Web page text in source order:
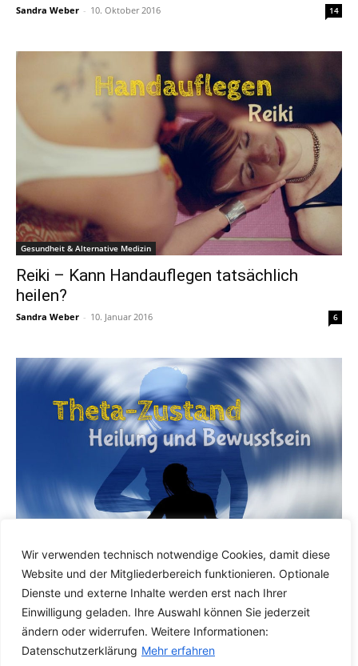
Wir verwenden technisch notwendige Cookies, damit diese
Website und der Mitgliederbereich funktionieren. Optionale
Dienste und externe Inhalte werden erst nach Ihrer
Einwilligung geladen. Ihre Auswahl können Sie jederzeit
ändern oder widerrufen. Weitere Informationen:
Datenschutzerklärung Mehr erfahren
Sandra Weber - 10. Oktober 2016 14
Gesundheit & Alternative Medizin
Reiki – Kann Handauflegen tatsächlich
heilen?
Sandra Weber - 10. Januar 2016 6
Gesundheit & Alternative Medizin
Der Theta-Zustand – Zugriff auf das
Unterbewusstsein